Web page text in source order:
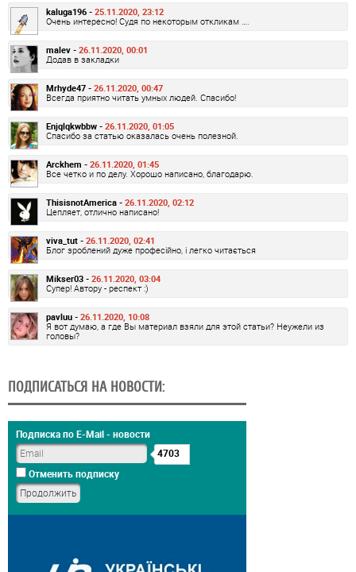
kaluga196 - 25.11.2020, 23:12
Очень интересно! Судя по некоторым откликам ….
malev - 26.11.2020, 00:01
Додав в закладки
Mrhyde47 - 26.11.2020, 00:47
Всегда приятно читать умных людей. Спасибо!
Enjqlqkwbbw - 26.11.2020, 01:05
Спасибо за статью оказалась очень полезной.
Arckhem - 26.11.2020, 01:45
Все четко и по делу. Хорошо написано, благодарю.
ThisisnotAmerica - 26.11.2020, 02:12
Цепляет, отлично написано!
viva_tut - 26.11.2020, 02:41
Блог зроблений дуже професійно, і легко читається
Mikser03 - 26.11.2020, 03:04
Супер! Автору - респект :)
pavluu - 26.11.2020, 10:08
Я вот думаю, а где Вы материал взяли для этой статьи? Неужели из
головы?
ПОДПИСАТЬСЯ НА НОВОСТИ:
Подписка по E-Mail - новости
4703
Отменить подписку